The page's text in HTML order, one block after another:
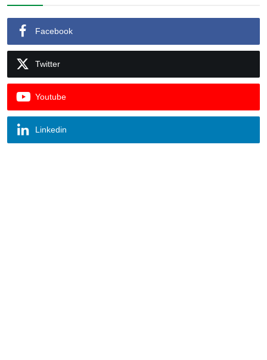
Facebook
Twitter
Youtube
Linkedin